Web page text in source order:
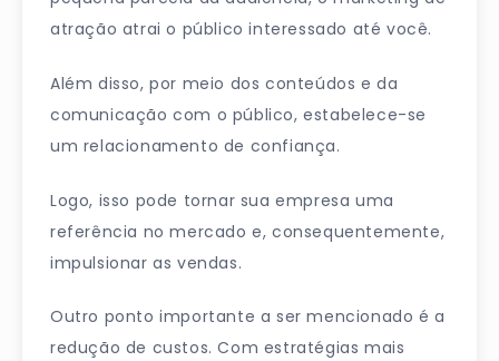
atração atrai o público interessado até você.
Além disso, por meio dos conteúdos e da
comunicação com o público, estabelece-se
um relacionamento de confiança.
Logo, isso pode tornar sua empresa uma
referência no mercado e, consequentemente,
impulsionar as vendas.
Outro ponto importante a ser mencionado é a
redução de custos. Com estratégias mais